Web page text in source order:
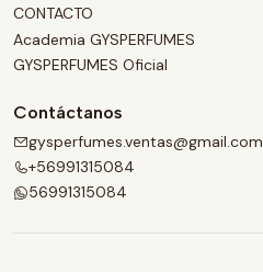
CONTACTO
Academia GYSPERFUMES
GYSPERFUMES Oficial
Contáctanos
gysperfumes.ventas@gmail.com
+56991315084
56991315084